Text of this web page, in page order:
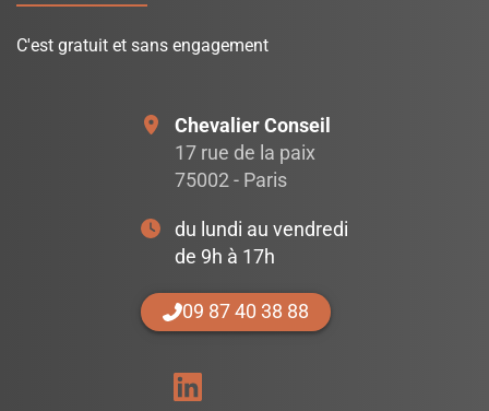
C'est gratuit et sans engagement
Chevalier Conseil
17 rue de la paix
75002 - Paris
du lundi au vendredi
de 9h à 17h
09 87 40 38 88